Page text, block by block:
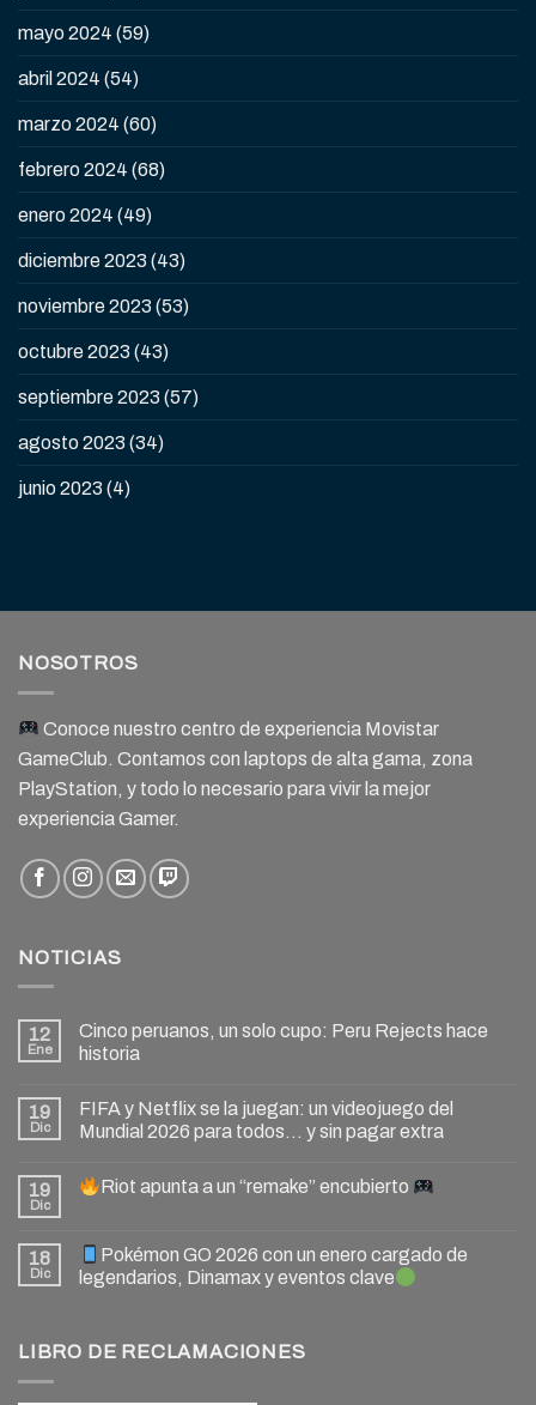
mayo 2024 (59)
abril 2024 (54)
marzo 2024 (60)
febrero 2024 (68)
enero 2024 (49)
diciembre 2023 (43)
noviembre 2023 (53)
octubre 2023 (43)
septiembre 2023 (57)
agosto 2023 (34)
junio 2023 (4)
NOSOTROS
Conoce nuestro centro de experiencia Movistar
GameClub. Contamos con laptops de alta gama, zona
PlayStation, y todo lo necesario para vivir la mejor
experiencia Gamer.
NOTICIAS
12
Ene
Cinco peruanos, un solo cupo: Peru Rejects hace
historia
19
Dic
FIFA y Netflix se la juegan: un videojuego del
Mundial 2026 para todos… y sin pagar extra
19
Dic
Riot apunta a un “remake” encubierto
18
Dic
Pokémon GO 2026 con un enero cargado de
legendarios, Dinamax y eventos clave
LIBRO DE RECLAMACIONES